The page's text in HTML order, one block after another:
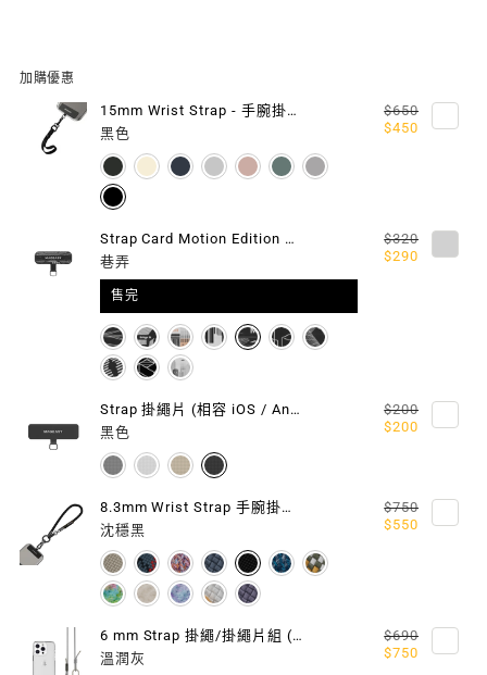
STRAP
掛
繩/
片
IOS
ANDROID
殼)
掛
繩/
繩
片
組
(相
容
/
ANDROID
手
機
殼)
加購優惠
15mm Wrist Strap - 手腕掛繩 / 掛繩片組
黑色
$650
$450
Strap Card Motion Edition 隨型掛繩片 (相容 iOS / Android 手機殼)
巷弄
售完
$320
$290
Strap 掛繩片 (相容 iOS / Android 手機殼)
黑色
$200
$200
8.3mm Wrist Strap 手腕掛繩 / 掛繩片組
沈穩黑
$750
$550
6 mm Strap 掛繩/掛繩片組 (相容 iOS / Android 手機殼)
溫潤灰
$690
$750